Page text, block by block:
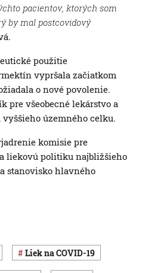
pacientov, ktorých som
by mal postcovidový
použitie
vypršala začiatkom
o nové povolenie.
pre všeobecné lekárstvo a
územného celku.
komisie pre
liekovú politiku najbližšieho
stanovisko hlavného
liek na COVID-19